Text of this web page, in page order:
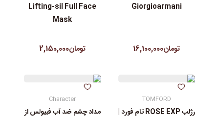
Giorgioarmani
تومان16,100,000
Lifting-sil Full Face
Mask
تومان2,150,000
TOMFORD
رژلب ROSE EXP تام فورد |
Character
مداد چشم ضد آب فبیولس از